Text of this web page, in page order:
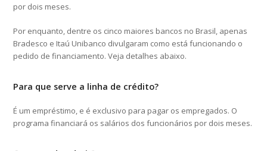
por dois meses.
Por enquanto, dentre os cinco maiores bancos no Brasil, apenas
Bradesco e Itaú Unibanco divulgaram como está funcionando o
pedido de financiamento. Veja detalhes abaixo.
Para que serve a linha de crédito?
É um empréstimo, e é exclusivo para pagar os empregados. O
programa financiará os salários dos funcionários por dois meses.